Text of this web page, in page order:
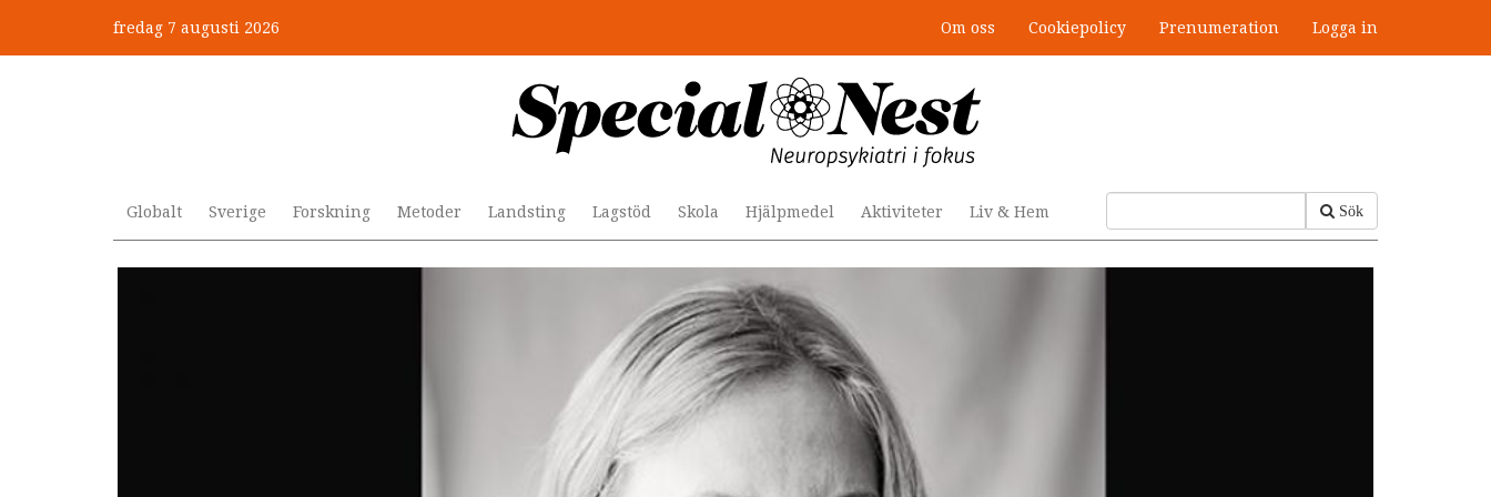
huvudinnehåll
fredag 7 augusti 2026 Om oss Cookiepolicy Prenumeration Logga in
Sök
Globalt Sverige Forskning Metoder Landsting Lagstöd Skola Hjälpmedel Aktiviteter Liv & Hem
”Jobbet gick bra – just därför togs stödet bort”